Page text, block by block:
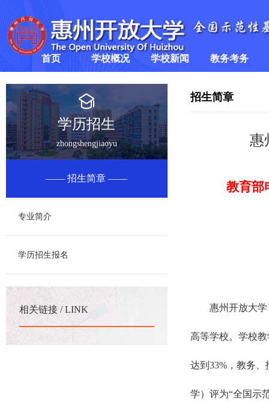
首页 学校概况
学校简介
领导班子
组织架构
学校新闻
学校要闻
通知公告
教务考务
学历招生
zhongshengjiaoyu
招生简章
专业简介
学历招生报名
相关链接 / LINK
>
招生简章
惠
教育部
惠州开放大
高等学校。学校
达到33%，教务、
学）评为“全国示